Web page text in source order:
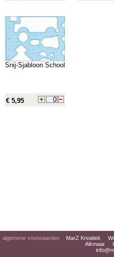
Snij-Sjabloon School
€ 5,95
algemene voorwaarden
MarZ Kreatiek
Alkmaar